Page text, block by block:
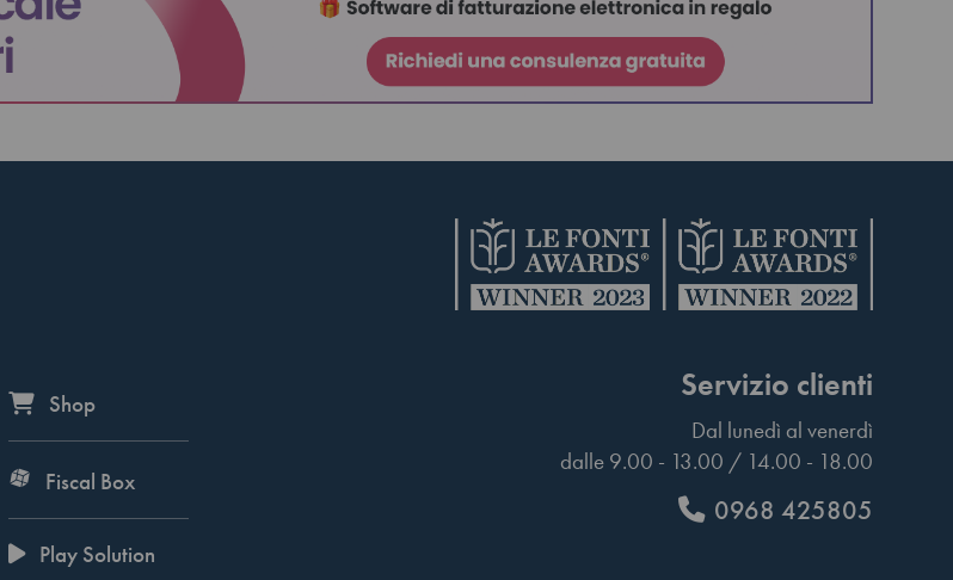
Shop
Fiscal Box
Play Solution
Servizio clienti
Dal lunedì al venerdì
dalle 9.00 - 13.00 / 14.00 - 18.00
0968 425805